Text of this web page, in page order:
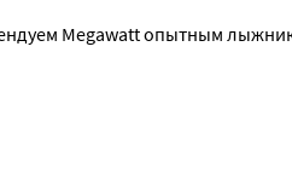
Megawatt опытным